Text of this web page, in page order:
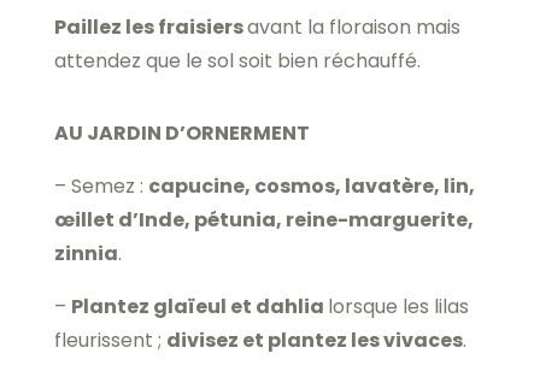
Paillez les fraisiersavant la floraison mais
attendez que le sol soit bien réchauffé.
AU JARDIN D’ORNERMENT
– Semez : capucine, cosmos, lavatère, lin,
œillet d’Inde, pétunia, reine-marguerite,
zinnia.
– Plantez glaïeul et dahlia lorsque les lilas
fleurissent ; divisez et plantez les vivaces.